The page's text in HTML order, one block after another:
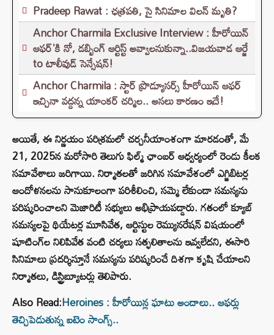
Pradeep Rawat : ఛత్రపతి, సై సినిమాల విలన్ మృతి?
Anchor Charmila Exclusive Interview : హీరోయిన్
ఆఫర్'కి నో, డబ్బింగ్ ఆర్టిస్ట్ అవ్వాలనుకున్నా..విజయవాడ ఆర్జే
to టాలీవుడ్ సెన్సేషన్!
Anchor Charmila : స్టార్ ప్రొడ్యూసర్స్ హీరోయిన్ ఆఫర్
ఇచ్చినా వద్దన్న యాంకర్ చర్మిల.. అసలు కారణం ఇదే!
అయితే, ఈ నిర్ణయం పరిశ్రమలో చర్చనీయాంశంగా మారడంతో, మే
21, 2025న మరోసారి తెలుగు ఫిల్మ్ ఛాంబర్ ఆధ్వర్యంలో రెండు కీలక
సమావేశాలు జరిగాయి. నిర్మాతలతో జరిగిన సమావేశంలో ఎగ్జిబిటర్ల
ఆందోళనలను సానుకూలంగా పరిశీలించి, సమ్మె లేకుండా సమస్యను
పరిష్కరించాలని మెజారిటీ సభ్యులు అభిప్రాయపడ్డారు. గతంలో క్యూబ్
సమస్యలపై థియేటర్ల మూసివేత, ఆర్టిస్టుల రెమ్యునరేషన్ విషయంలో
షూటింగ్‌ల నిలిపివేత వంటి చర్యలు సత్ఫలితాలను ఇవ్వలేదని, ఈసారి
సినిమాలు ప్రదర్శిస్తూనే సమస్యను పరిష్కరించే దిశగా కృషి చేయాలని
నిర్మాతలు, డిస్ట్రిబ్యూటర్లు తెలిపారు.
Also Read:Heroines : హీరోయిన్ల ఘాటు అందాలు.. ఆఫర్లు
తెచ్చిపెడుతున్న ఐటెం సాంగ్స్..